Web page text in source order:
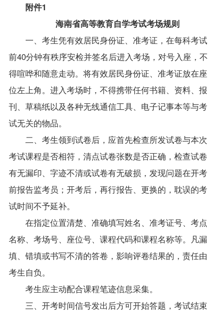
附件1
海南省高等教育自学考试考场规则
一、考生凭有效居民身份证、准考证，在每科考试
前40分钟有秩序安检并签名后进入考场，对号入座，不
得喧哗和随意走动。将有效居民身份证、准考证放在座
位左上角。进入考场时，不得携带任何书籍、资料、报
刊、草稿纸以及各种无线通信工具、电子记事本等与考
试无关的物品。
二、考生领到试卷后，应首先检查所发试卷与本次
考试课程是否相符，清点试卷张数是否正确，检查试卷
有无漏印、字迹不清或试卷有无破损，发现问题在开考
前报告监考员；开考后，再行报告、更换的，耽误的考
试时间不予延补。
在指定位置清楚、准确填写姓名、准考证号、考点
名称、考场号、座位号、课程代码和课程名称等。凡漏
填、错填或书写不清的答卷，影响评卷结果的，责任由
考生自负。
考生应主动配合课程笔迹信息采集。
三、开考时间信号发出后方可开始答题，考试结束